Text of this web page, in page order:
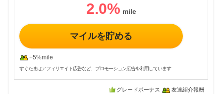
2.0%
マイルを貯める
+5%mile
すぐたまはアフィリエイト広告など、プロモーション広告を利用しています
グレードボーナス 友達紹介報酬